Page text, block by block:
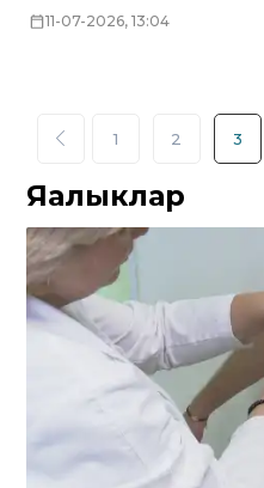
11-07-2026, 13:04
1 2 3
Яңалыклар